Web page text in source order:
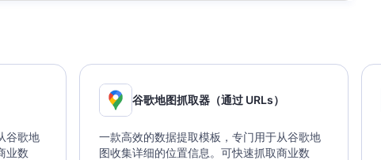
谷歌地
业数
谷歌地图抓取器（通过 URLs）
一款高效的数据提取模板，专门用于从谷歌地
图收集详细的位置信息。可快速抓取商业数